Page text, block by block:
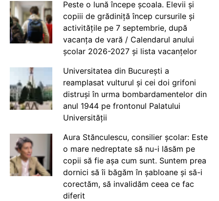
Peste o lună începe școala. Elevii și
copiii de grădiniță încep cursurile și
activitățile pe 7 septembrie, după
vacanța de vară / Calendarul anului
școlar 2026-2027 și lista vacanțelor
Universitatea din București a
reamplasat vulturul și cei doi grifoni
distruși în urma bombardamentelor din
anul 1944 pe frontonul Palatului
Universității
Aura Stănculescu, consilier școlar: Este
o mare nedreptate să nu-i lăsăm pe
copii să fie așa cum sunt. Suntem prea
dornici să îi băgăm în șabloane și să-i
corectăm, să invalidăm ceea ce fac
diferit